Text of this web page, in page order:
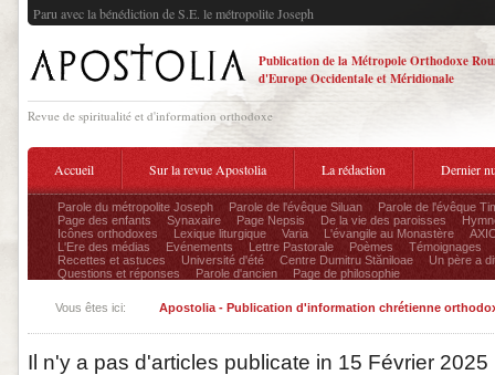
Paru avec la bénédiction de S.E. le métropolite Joseph
Publication de la Métropole Orthodoxe
d'Europe Occidentale et Méridionale
Revue de spiritualité et d'information orthodoxe
Accueil Sur la revue Apostolia La rédaction Dernier
Parole du métropolite Joseph Parole de l'évêque Siluan
Parole de l'évêque
Page des enfants
Synaxaire Page Nepsis De la vie des paroisses
Icônes orthodoxes
Lexique liturgique Varia L'évangile au Monastère
L'Ere des médias
Evénements Lettre Pastorale Poèmes
Témoignages
Recettes et astuces
Université d'été Centre Dumitru Stăniloae
Un père a
Questions et réponses
Parole d'ancien Page de philosophie
Vous êtes ici: Apostolia - Publication d'information chrétienne
Il n'y a pas d'articles publicate in 15 Février 2025